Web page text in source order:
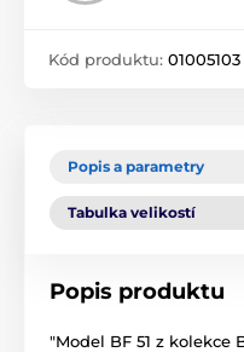
Kód produktu: 01005103
Popis a parametry
Tabulka velikostí
Popis produktu
"Model BF 51 z kolekce